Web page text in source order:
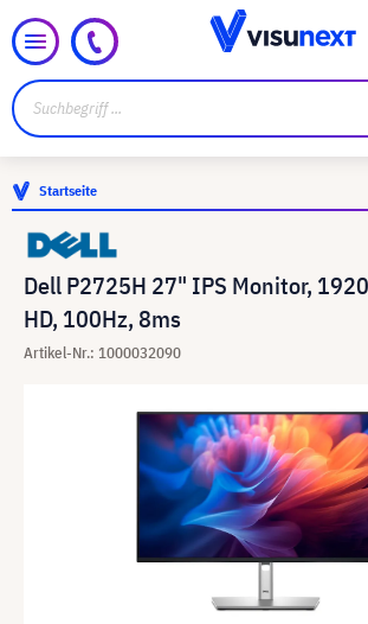
Startseite
Dell P2725H 27" IPS Monitor,
HD, 100Hz, 8ms
Artikel-Nr.: 1000032090